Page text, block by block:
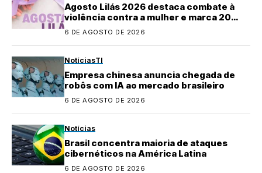
Agosto Lilás 2026 destaca combate à
violência contra a mulher e marca 20
anos da Lei Maria da Penha
6 DE AGOSTO DE 2026
NotíciasTI
Empresa chinesa anuncia chegada de
robôs com IA ao mercado brasileiro
6 DE AGOSTO DE 2026
Notícias
Brasil concentra maioria de ataques
cibernéticos na América Latina
6 DE AGOSTO DE 2026